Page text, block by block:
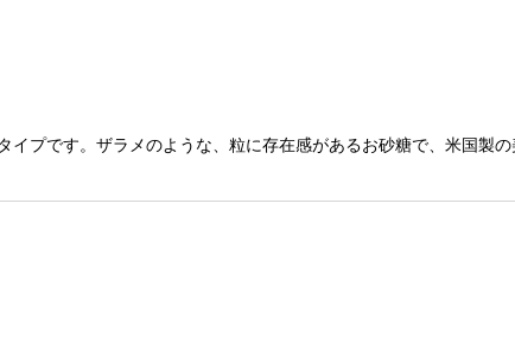
プです。ザラメのような、粒に存在感があるお砂糖で、米国製